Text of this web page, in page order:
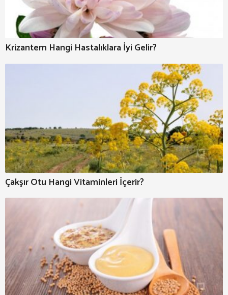
Krizantem Hangi Hastalıklara İyi Gelir?
Çakşır Otu Hangi Vitaminleri İçerir?